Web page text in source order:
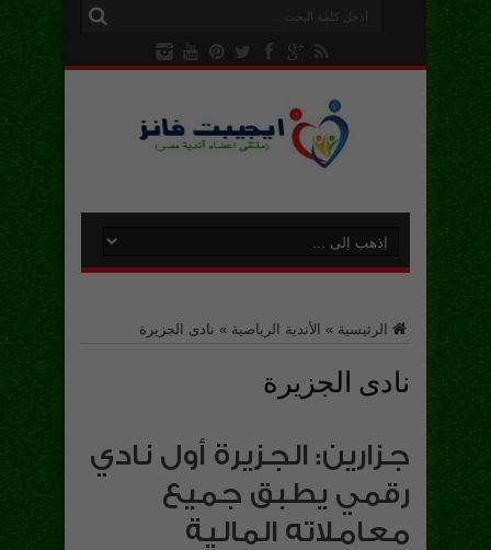
الرئيسية » الأندية الرياضية » نادى الجزيرة
نادى الجزيرة
جزارين: الجزيرة أول نادي
رقمي يطبق جميع
معاملاته المالية